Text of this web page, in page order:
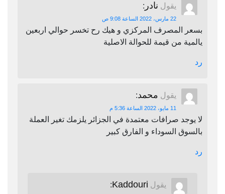
يقول نادر :
22 مارس، 2022 الساعة 9:08 ص
بسعر المصرف المركزي و هيك رح تخسر حوالي اربعين
يالمية من قيمة للحوالة الاصلية
رد
يقول محمد:
11 مايو، 2022 الساعة 5:36 م
لا يوجد صرافات معتمدة في الجزائر يلزمك تغير العملة
بالسوق السوداء و الفارق كبير
رد
يقول Kaddouri
: